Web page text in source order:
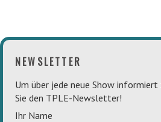
NEWSLETTER
Um über jede neue Show informiert
Sie den TPLE-Newsletter!
Ihr Name